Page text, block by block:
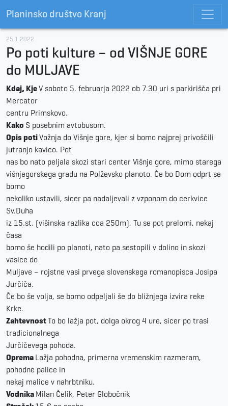
Planinsko društvo Kranj
25.1.2022
Po poti kulture – od VIŠNJE GORE
do MULJAVE
Kdaj, KjeV soboto 5. februarja 2022 ob 7.30 uri s parkirišča pri
Mercator
centru Primskovo.
Kako S posebnim avtobusom.
Opis potiVožnja do Višnje gore, kjer si bomo najprej privoščili
jutranjo kavico. Pot
nas bo nato peljala skozi stari center Višnje gore, mimo starega
višnjegorskega gradu na Polževsko planoto. Če bo Dom odprt se
bomo
nekoliko ustavili, sicer pa nadaljevali z vzponom do cerkvice
Sv.Duha
iz 15.st. (višinska razlika cca 250m). Tu se pot prelomi, nekaj
časa
bomo še hodili po planoti, nato pa sestopili v dolino in skozi
vasice do
Muljave – rojstne vasi prvega slovenskega romanopisca Josipa
Jurčiča.
Če bo še volja, se bomo odpeljali še do bližnjega izvira reke
Krke.
ZahtevnostTo bo lažja pot, dolga okrog 4 ure, sicer po trasi
tradicionalnega
Jurčičevega pohoda.
Oprema Lažja pohodna, primerna vremenskim razmeram,
pohodne palice in
nekaj malice v nahrbtniku.
Vodnika Milan Čelik, Peter Globočnik